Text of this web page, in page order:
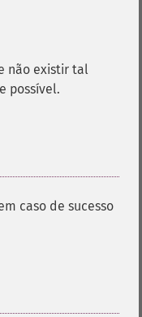
não existir tal
possível.
caso de sucesso